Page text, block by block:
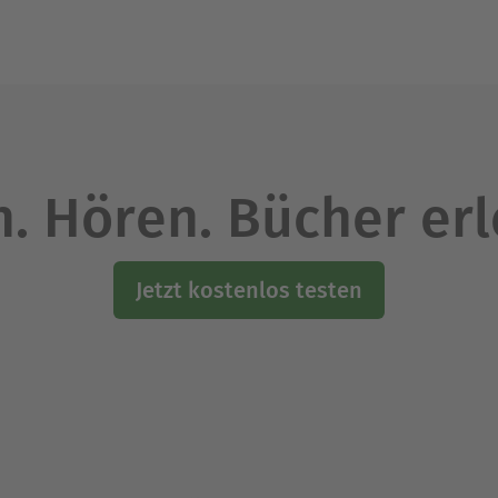
Hören. Bücher
Jetzt kostenlos testen